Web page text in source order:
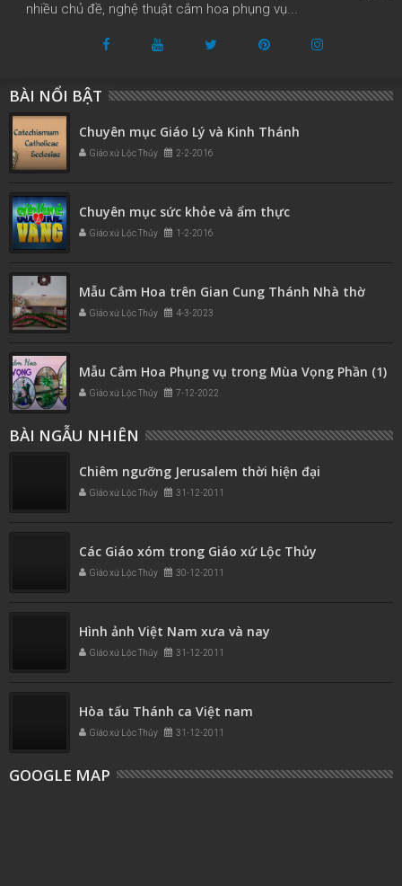
nhiều chủ đề, nghệ thuật cắm hoa phụng vụ...
BÀI NỔI BẬT
Chuyên mục Giáo Lý và Kinh Thánh
Giáo xứ Lộc Thủy 2-2-2016
Chuyên mục sức khỏe và ẩm thực
Giáo xứ Lộc Thủy 1-2-2016
Mẫu Cắm Hoa trên Gian Cung Thánh Nhà thờ
Giáo xứ Lộc Thủy 4-3-2023
Mẫu Cắm Hoa Phụng vụ trong Mùa Vọng Phần (1)
Giáo xứ Lộc Thủy 7-12-2022
BÀI NGẪU NHIÊN
Chiêm ngưỡng Jerusalem thời hiện đại
Giáo xứ Lộc Thủy 31-12-2011
Các Giáo xóm trong Giáo xứ Lộc Thủy
Giáo xứ Lộc Thủy 30-12-2011
Hình ảnh Việt Nam xưa và nay
Giáo xứ Lộc Thủy 31-12-2011
Hòa tấu Thánh ca Việt nam
Giáo xứ Lộc Thủy 31-12-2011
GOOGLE MAP